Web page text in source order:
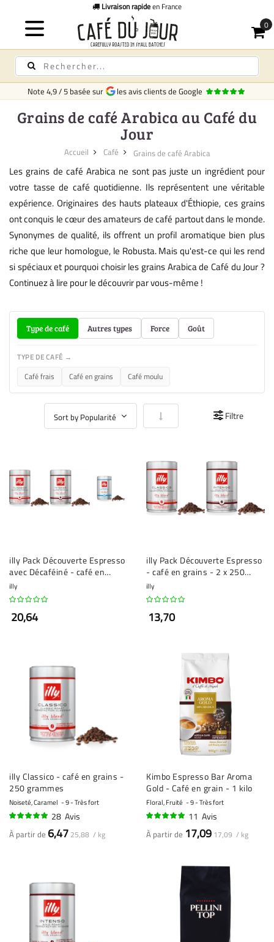
Livraison rapideen France
Note 4,9/5 basée sur les avis clients de Google
Grains de café Arabica au Café du
Jour
Accueil Café Grains de café Arabica
Les grains de café Arabica ne sont pas juste un ingrédient pour
votre tasse de café quotidienne. Ils représentent une véritable
expérience. Originaires des hauts plateaux d'Éthiopie, ces grains
ont conquis le cœur des amateurs de café partout dans le monde.
Synonymes de qualité, ils offrent un profil aromatique bien plus
riche que leur homologue, le Robusta. Mais qu'est-ce qui les rend
si spéciaux et pourquoi choisir les grains Arabica de Café du Jour ?
Continuez à lire pour le découvrir par vous-même !
Type de café Autres types Force Goût
TYPE DE CAFÉ →
Café frais Café en grains Café moulu
Par ordre croissantFiltre
illy Pack Découverte Espresso
avec Décaféiné - café en
grains - 3 x 250 grammes
illy
20,64
illy Pack Découverte Espresso
- café en grains - 2 x 250
grammes
illy
13,70
illy Classico - café en grains -
250 grammes
Noiseté, Caramel 9 - Très fort
28 Avis
À partir de 6,47 25,88 / kg
Kimbo Espresso Bar Aroma
Gold - Café en grain - 1 kilo
Floral, Fruité 9 - Très fort
11 Avis
À partir de 17,09 17,09 / kg